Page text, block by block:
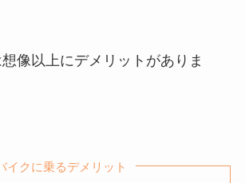
像以上にデメリットがありま
イクに乗るデメリット